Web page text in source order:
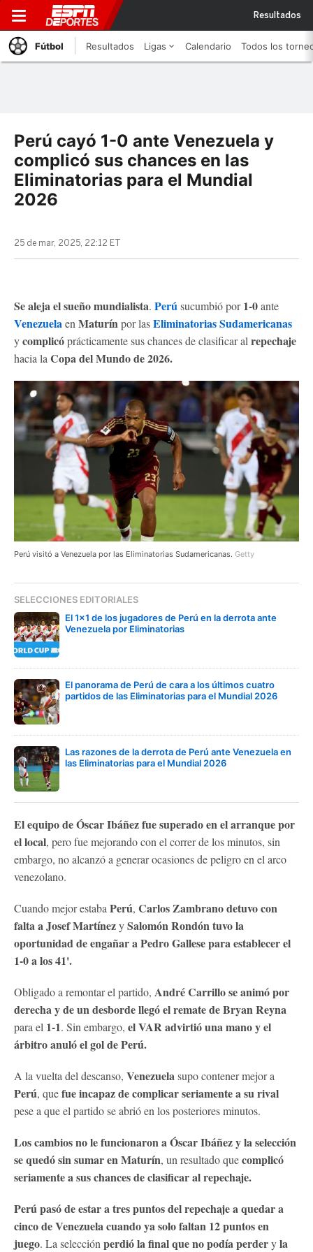
Resultados
Fútbol Resultados Ligas Calendario Todos los
Perú cayó 1-0 ante Venezuela y
complicó sus chances en las
Eliminatorias para el Mundial
2026
25 de mar, 2025, 22:12 ET
Se aleja el sueño mundialista. Perúsucumbió por1-0ante
Venezuelaen Maturínpor lasEliminatorias Sudamericanas
ycomplicóprácticamente sus chances de clasificar al repechaje
hacia la Copa del Mundo de 2026.
Perú visitó a Venezuela por las Eliminatorias Sudamericanas. Getty
SELECCIONES EDITORIALES
El 1x1 de los jugadores de Perú en la derrota ante
Venezuela por Eliminatorias
El panorama de Perú de cara a los últimos cuatro
partidos de las Eliminatorias para el Mundial 2026
Las razones de la derrota de Perú ante Venezuela en
las Eliminatorias para el Mundial 2026
El equipo de Óscar Ibáñez fue superado en el arranque por
el local, pero fue mejorando con el correr de los minutos, sin
embargo, no alcanzó a generar ocasiones de peligro en el arco
venezolano.
Cuando mejor estaba Perú, Carlos Zambrano detuvo con
falta a Josef MartínezySalomón Rondón tuvo la
oportunidad de engañar a Pedro Gallese para establecer el
1-0 a los 41'.
Obligado a remontar el partido, André Carrillo se animó por
derecha y de un desborde llegó el remate de Bryan Reyna
para el 1-1. Sin embargo, el VAR advirtió una mano y el
árbitro anuló el gol de Perú.
A la vuelta del descanso, Venezuelasupo contener mejor a
Perú, quefue incapaz de complicar seriamente a su rival
pese a que el partido se abrió en los posteriores minutos.
Los cambios no le funcionaron a Óscar Ibáñez y la selección
se quedó sin sumar en Maturín, un resultado quecomplicó
seriamente a sus chances de clasificar al repechaje.
Perú pasó de estar a tres puntos del repechaje a quedar a
cinco de Venezuela cuando ya solo faltan 12 puntos en
juego. La selección perdió la final que no podía perderyla